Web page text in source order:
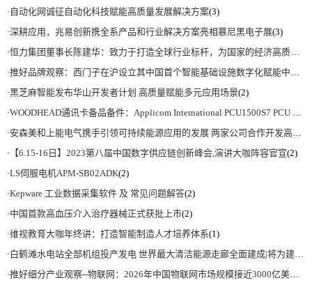
评论排行
· 智慧水务与传感器(7)
·中科紫东太初：以多模态大模型开启铁路智能化新纪元
·东土科技并购高威科：工业自动化的“场景驱动”时代将要到来
·自动化网诚征自动化科技赋能高质量发展解决方案
·深耕应用，兆易创新携全系产品和行业解决方案亮相慕尼黑电子展
·恒力集团董事长陈建华：致力于打造全球行业标杆，为国家的经济高质量发展贡献更大力量|上海电气集团党委书记、董事长吴磊来访
·推好品牌观察：西门子在沪设立其中国首个智能基础设施数字化赋能中心